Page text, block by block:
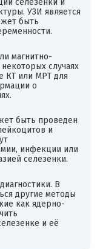
селезенки и
УЗИ является
быть
магнитно-
случаях
КТ или МРТ для
о
быть проведен
и
инфекции или
селезенки.
В
другие методы
как ядерно-
и её